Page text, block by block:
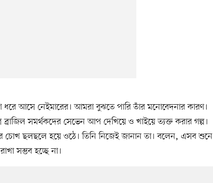
আসে নেইমারের। আমরা বুঝতে পারি তাঁর মনোবেদনার কারণ।
ব্রাজিল সমর্থকদের সেভেন আপ দেখিয়ে ও খাইয়ে ত্যক্ত করার গল্প।
ছলছলে হয়ে ওঠে। তিনি নিজেই জানান তা। বলেন, এসব শুনে
সম্ভব হচ্ছে না।